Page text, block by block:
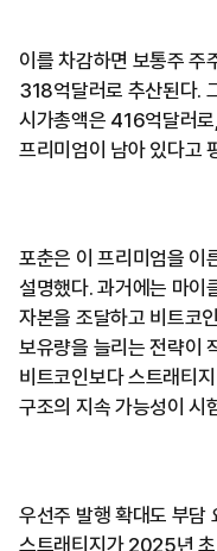
이를 차감하면 보통주 주
318억달러로 추산된다.
시가총액은 416억달러
프리미엄이 남아 있다고
포춘은 이 프리미엄을 이
설명했다. 과거에는 마이
자본을 조달하고 비트코
보유량을 늘리는 전략이
비트코인보다 스트래티
구조의 지속 가능성이 시
우선주 발행 확대도 부담
스트래티지가 2025년 초